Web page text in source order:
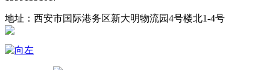
地址：西安市国际港务区新大明物流园4号楼北1-4号